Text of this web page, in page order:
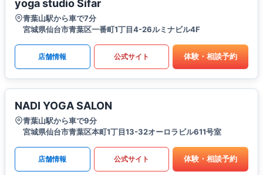
yoga studio Sifar
青葉山駅から車で7分
宮城県仙台市青葉区一番町1丁目4-26ルミナビル4F
店舗情報 公式サイト 体験・相談予約
NADI YOGA SALON
青葉山駅から車で9分
宮城県仙台市青葉区本町1丁目13-32オーロラビル611号室
店舗情報 公式サイト 体験・相談予約